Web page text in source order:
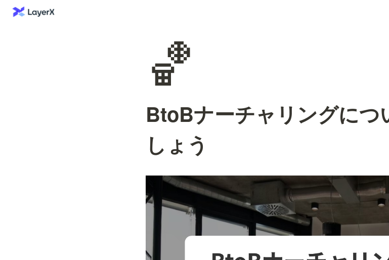
🏀
BtoBナーチャリングにつ
しょう